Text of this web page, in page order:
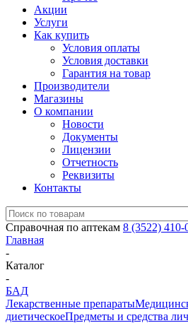
Акции
Услуги
Как купить
Условия оплаты
Условия доставки
Гарантия на товар
Производители
Магазины
О компании
Новости
Документы
Лицензии
Отчетность
Реквизиты
Контакты
Справочная по аптекам 8 (3522) 410-
Главная
-
Каталог
-
БАД
Лекарственные препараты
диетическоеПредметы и средства